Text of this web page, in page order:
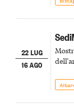
22 LUG
16 AGO